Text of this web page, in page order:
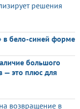
решения
в бело-синей форме
большого
— это плюс для
возвращение в